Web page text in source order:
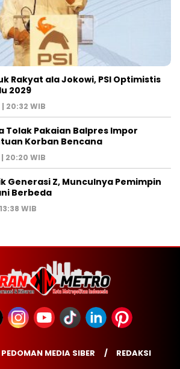
Rakyat ala Jokowi, PSI Optimistis
2029
20:32 WIB
Tolak Pakaian Balpres Impor
Korban Bencana
20:20 WIB
Generasi Z, Munculnya Pemimpin
Berbeda
WIB
PEDOMAN MEDIA SIBER REDAKSI